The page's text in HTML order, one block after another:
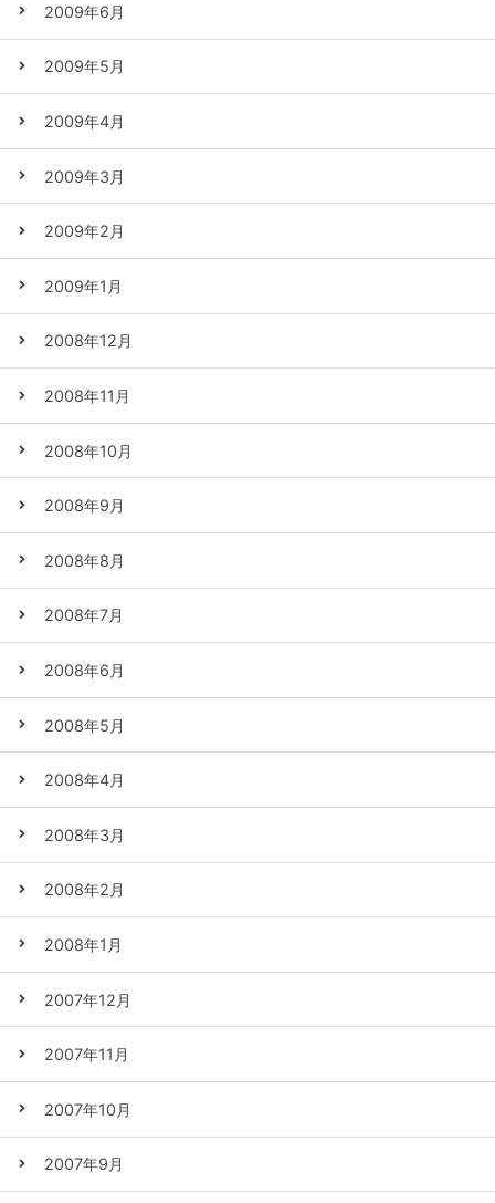
2009年6月
2009年5月
2009年4月
2009年3月
2009年2月
2009年1月
2008年12月
2008年11月
2008年10月
2008年9月
2008年8月
2008年7月
2008年6月
2008年5月
2008年4月
2008年3月
2008年2月
2008年1月
2007年12月
2007年11月
2007年10月
2007年9月